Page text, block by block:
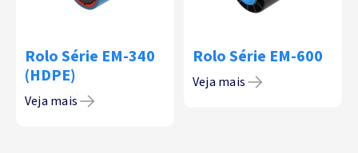
Rolo Série EM-340
(HDPE)
Veja mais
Rolo Série EM-600
Veja mais